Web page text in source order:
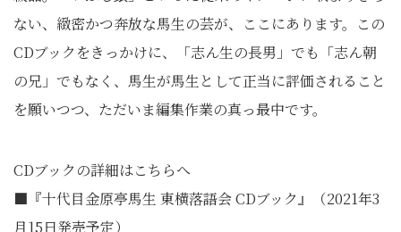
ない、緻密かつ奔放な馬生の芸が、ここにあります。この
CDブックをきっかけに、「志ん生の長男」でも「志ん朝
の兄」でもなく、馬生が馬生として正当に評価されること
を願いつつ、ただいま編集作業の真っ最中です。
CDブックの詳細はこちらへ
■『十代目金原亭馬生 東横落語会 CDブック』（2021年3
月15日発売予定）